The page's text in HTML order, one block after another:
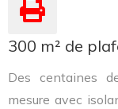
300 m² de
Des centaines
mesure avec